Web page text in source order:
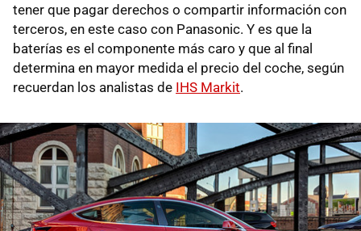
tener que pagar derechos o compartir información con
terceros, en este caso con Panasonic. Y es que la
baterías es el componente más caro y que al final
determina en mayor medida el precio del coche, según
recuerdan los analistas de IHS Markit.